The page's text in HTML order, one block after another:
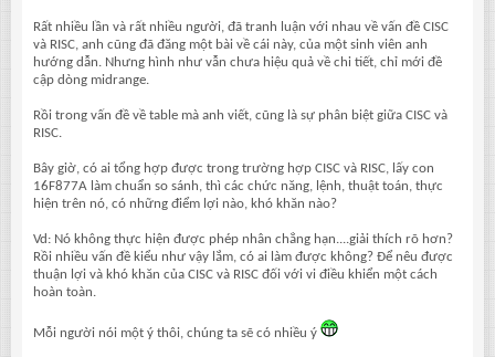
Rất nhiều lần và rất nhiều người, đã tranh luận với nhau về vấn đề CISC
và RISC, anh cũng đã đăng một bài về cái này, của một sinh viên anh
hướng dẫn. Nhưng hình như vẫn chưa hiệu quả về chi tiết, chỉ mới đề
cập dòng midrange.
Rồi trong vấn đề về table mà anh viết, cũng là sự phân biệt giữa CISC và
RISC.
Bây giờ, có ai tổng hợp được trong trường hợp CISC và RISC, lấy con
16F877A làm chuẩn so sánh, thì các chức năng, lệnh, thuật toán, thực
hiện trên nó, có những điểm lợi nào, khó khăn nào?
Vd: Nó không thực hiện được phép nhân chẳng hạn....giải thích rõ hơn?
Rồi nhiều vấn đề kiểu như vậy lắm, có ai làm được không? Để nêu được
thuận lợi và khó khăn của CISC và RISC đối với vi điều khiển một cách
hoàn toàn.
Mỗi người nói một ý thôi, chúng ta sẽ có nhiều ý